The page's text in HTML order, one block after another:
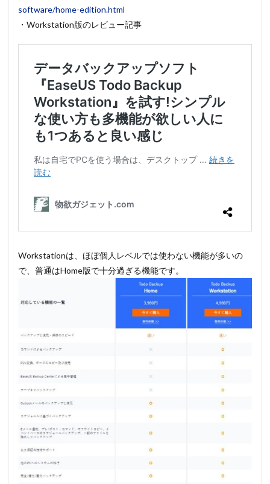
software/home-edition.html
・Workstation版のレビュー記事
Workstationは、ほぼ個人レベルでは使わない機能が多いの
で、普通はHome版で十分過ぎる機能です。